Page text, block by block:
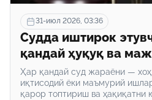
31-июл 2026, 03:36
Судда иштирок
қандай ҳуқуқ ва
бўлишади?
Ҳар қандай суд жараёни — хоҳ
иқтисодий ёки маъмурий
қарор топтириш ва ҳақиқатни